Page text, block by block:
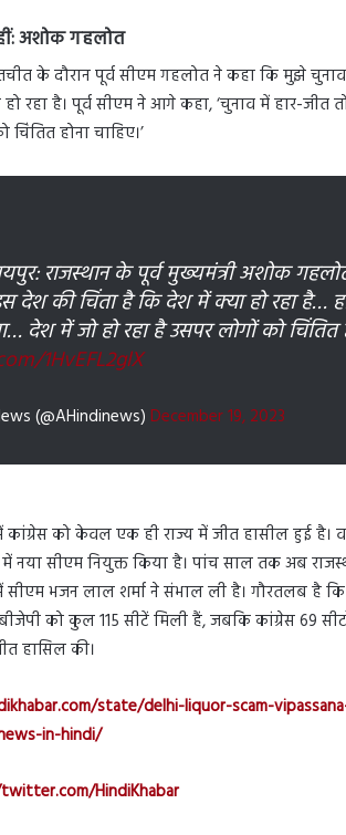
अशोक गहलोत
के दौरान पूर्व सीएम गहलोत ने कहा कि मुझे
रहा है। पूर्व सीएम ने आगे कहा, ‘चुनाव में हार-जीत
होना चाहिए।’
राजस्थान के पूर्व मुख्यमंत्री अशोक
देश की चिंता है कि देश में क्या हो रहा है…
देश में जो हो रहा है उसपर लोगों को चिंतित
1HvEFL2glX
(@AHindinews) December 19, 2023
कांग्रेस को केवल एक ही राज्य में जीत हासील हुई है।
में नया सीएम नियुक्त किया है। पांच साल तक अब
भजन लाल शर्मा ने संभाल ली है। गौरतलब है
को कुल 115 सीटें मिली हैं, जबकि कांग्रेस 69
हासिल की।
state/delhi-liquor-scam-
in-hindi/
HindiKhabar